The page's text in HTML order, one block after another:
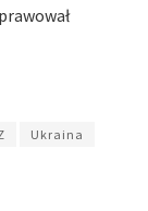
Ukraina